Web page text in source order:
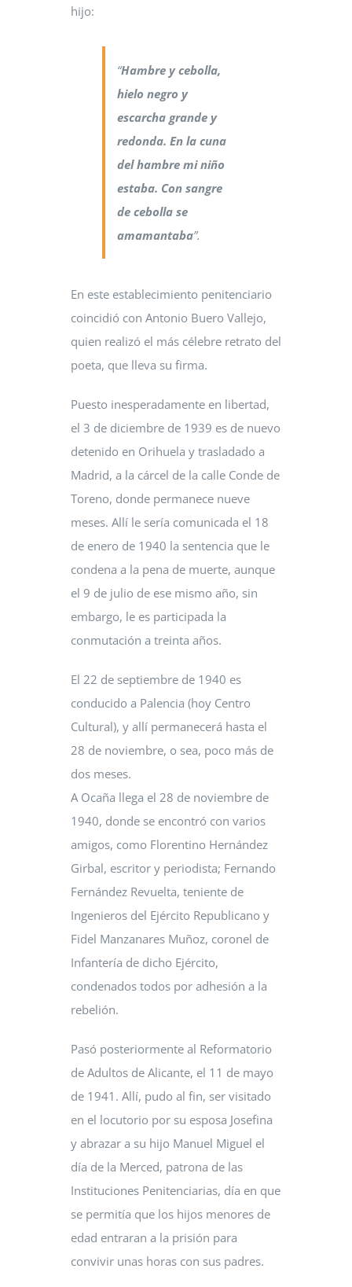
hijo:
“Hambre y cebolla,
hielo negro y
escarcha grande y
redonda. En la cuna
del hambre mi niño
estaba. Con sangre
de cebolla se
amamantaba”.
En este establecimiento penitenciario
coincidió con Antonio Buero Vallejo,
quien realizó el más célebre retrato del
poeta, que lleva su firma.
Puesto inesperadamente en libertad,
el 3 de diciembre de 1939 es de nuevo
detenido en Orihuela y trasladado a
Madrid, a la cárcel de la calle Conde de
Toreno, donde permanece nueve
meses. Allí le sería comunicada el 18
de enero de 1940 la sentencia que le
condena a la pena de muerte, aunque
el 9 de julio de ese mismo año, sin
embargo, le es participada la
conmutación a treinta años.
El 22 de septiembre de 1940 es
conducido a Palencia (hoy Centro
Cultural), y allí permanecerá hasta el
28 de noviembre, o sea, poco más de
dos meses.
A Ocaña llega el 28 de noviembre de
1940, donde se encontró con varios
amigos, como Florentino Hernández
Girbal, escritor y periodista; Fernando
Fernández Revuelta, teniente de
Ingenieros del Ejército Republicano y
Fidel Manzanares Muñoz, coronel de
Infantería de dicho Ejército,
condenados todos por adhesión a la
rebelión.
Pasó posteriormente al Reformatorio
de Adultos de Alicante, el 11 de mayo
de 1941. Allí, pudo al fin, ser visitado
en el locutorio por su esposa Josefina
y abrazar a su hijo Manuel Miguel el
día de la Merced, patrona de las
Instituciones Penitenciarias, día en que
se permitía que los hijos menores de
edad entraran a la prisión para
convivir unas horas con sus padres.